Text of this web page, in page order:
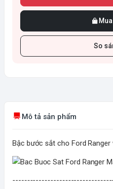
So
Mô tả sản phẩm
Bậc bước sắt cho Ford Ranger